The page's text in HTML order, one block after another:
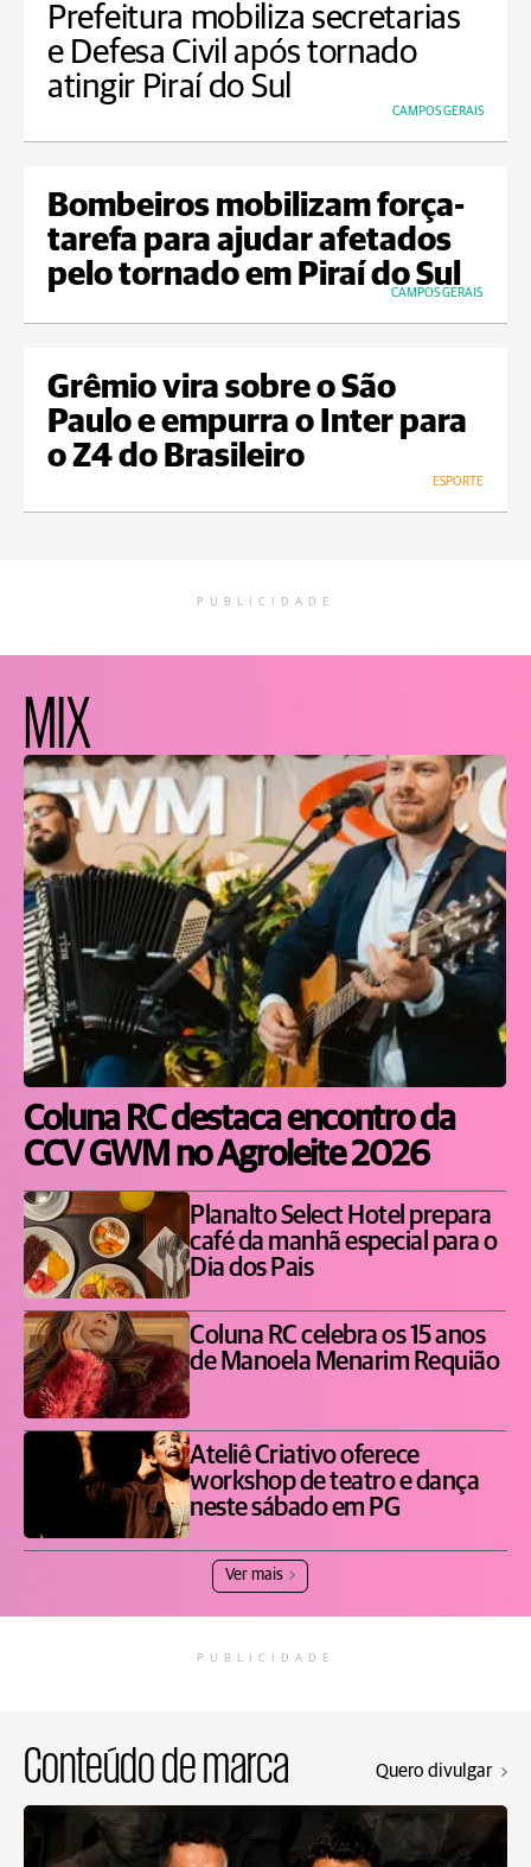
Prefeitura mobiliza secretarias
e Defesa Civil após tornado
atingir Piraí do Sul
CAMPOS GERAIS
Bombeiros mobilizam força-
tarefa para ajudar afetados
pelo tornado em Piraí do Sul
CAMPOS GERAIS
Grêmio vira sobre o São
Paulo e empurra o Inter para
o Z4 do Brasileiro
ESPORTE
PUBLICIDADE
MIX
Coluna RC destaca encontro da
CCV GWM no Agroleite 2026
Planalto Select Hotel prepara
café da manhã especial para o
Dia dos Pais
Coluna RC celebra os 15 anos
de Manoela Menarim Requião
Ateliê Criativo oferece
workshop de teatro e dança
neste sábado em PG
Ver mais
PUBLICIDADE
Conteúdo de marca Quero divulgar